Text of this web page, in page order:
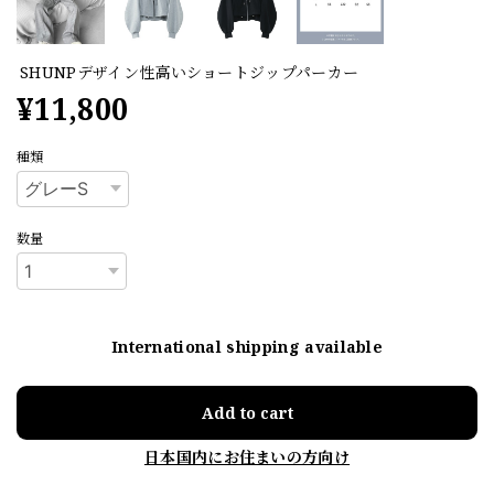
SHUNPデザイン性高いショートジップパーカー
¥11,800
種類
数量
International shipping available
Add to cart
日本国内にお住まいの方向け